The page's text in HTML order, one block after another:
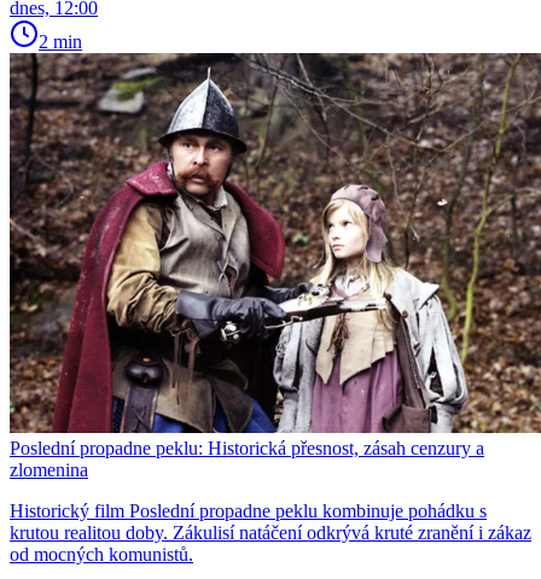
dnes, 12:00
2 min
Poslední propadne peklu: Historická přesnost, zásah cenzury a
zlomenina
Historický film Poslední propadne peklu kombinuje pohádku s
krutou realitou doby. Zákulisí natáčení odkrývá kruté zranění i zákaz
od mocných komunistů.